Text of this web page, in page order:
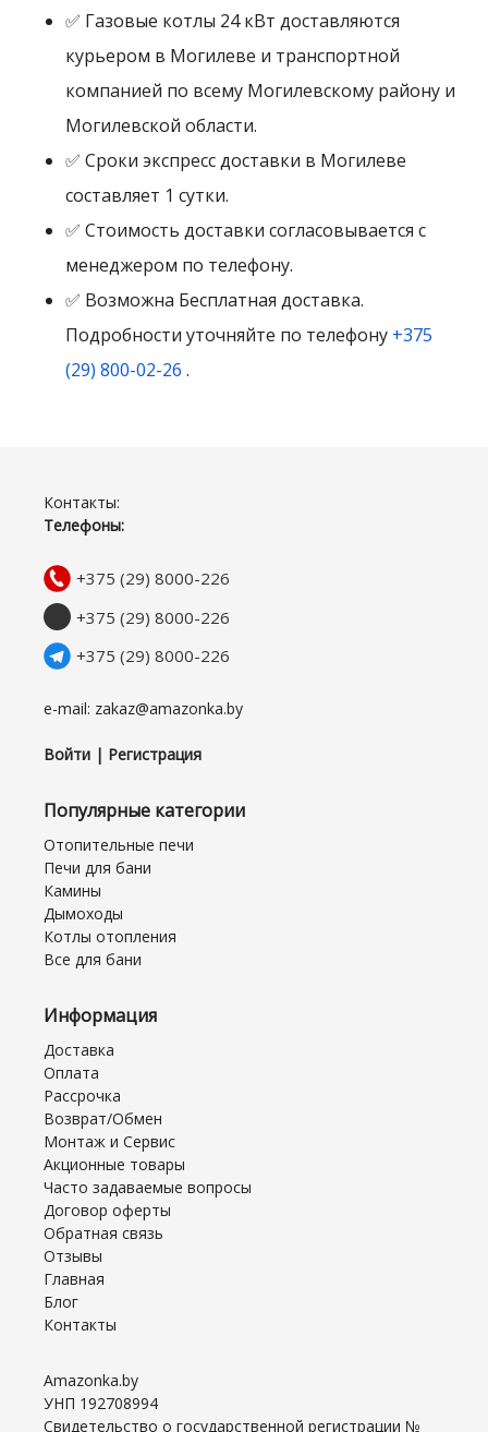
✅ Газовые котлы 24 кВт доставляются
курьером в Могилеве и транспортной
компанией по всему Могилевскому району и
Могилевской области.
✅ Сроки экспресс доставки в Могилеве
составляет 1 сутки.
✅ Стоимость доставки согласовывается с
менеджером по телефону.
✅ Возможна Бесплатная доставка.
Подробности уточняйте по телефону +375
(29) 800-02-26 .
Контакты:
Телефоны:
+375 (29) 8000-226
+375 (29) 8000-226
+375 (29) 8000-226
e-mail: zakaz@amazonka.by
Войти | Регистрация
Популярные категории
Отопительные печи
Печи для бани
Камины
Дымоходы
Котлы отопления
Все для бани
Информация
Доставка
Оплата
Рассрочка
Возврат/Обмен
Монтаж и Сервис
Акционные товары
Часто задаваемые вопросы
Договор оферты
Обратная связь
Отзывы
Главная
Блог
Контакты
Amazonka.by
УНП 192708994
Свидетельство о государственной регистрации №